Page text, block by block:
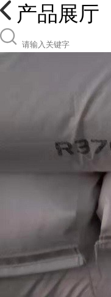
产品展厅